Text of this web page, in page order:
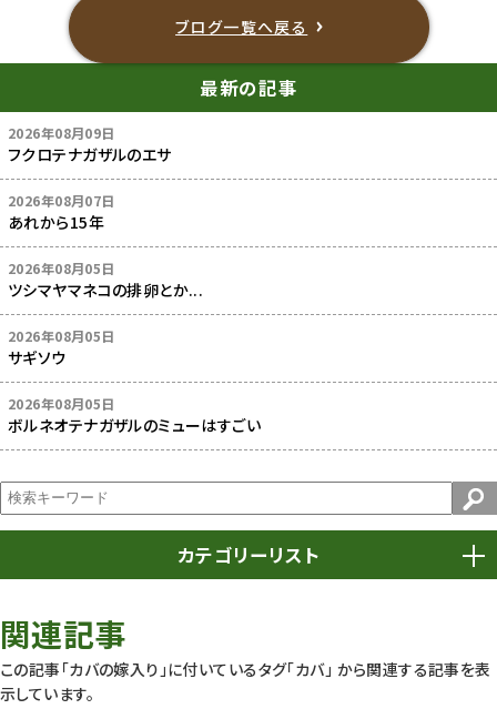
ブログ一覧へ戻る
最新の記事
2026年08月09日
フクロテナガザルのエサ
2026年08月07日
あれから15年
2026年08月05日
ツシマヤマネコの排卵とか...
2026年08月05日
サギソウ
2026年08月05日
ボルネオテナガザルのミューはすごい
カテゴリーリスト
動物園
動物園長のZooコラム
関連記事
この記事「カバの嫁入り」に付いているタグ「カバ」 から関連する記事を表
示しています。